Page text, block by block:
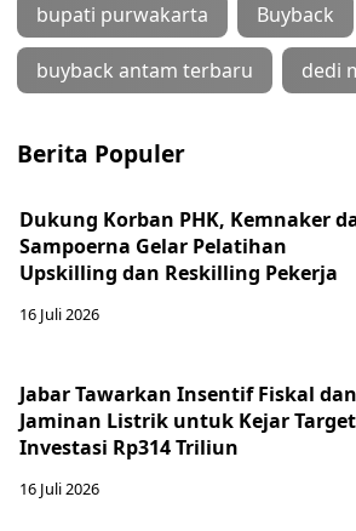
bupati purwakarta Buyback
buyback antam terbaru dedi
Berita Populer
Dukung Korban PHK, Kemnaker
Sampoerna Gelar Pelatihan
Upskilling dan Reskilling Pekerja
16 Juli 2026
Jabar Tawarkan Insentif Fiskal dan
Jaminan Listrik untuk Kejar Target
Investasi Rp314 Triliun
16 Juli 2026